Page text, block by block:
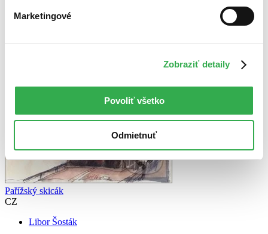
Marketingové
Zobraziť detaily
Povoliť všetko
Odmietnuť
Pařížský skicák
CZ
Libor Šosták